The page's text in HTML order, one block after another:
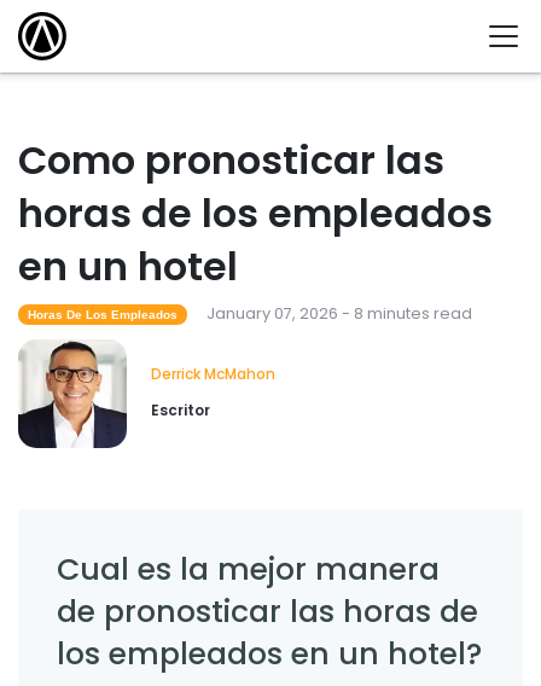
Como pronosticar las
horas de los empleados
en un hotel
Horas De Los Empleados January 07, 2026 - 8 minutes read
Derrick McMahon
Escritor
Cual es la mejor manera
de pronosticar las horas de
los empleados en un hotel?